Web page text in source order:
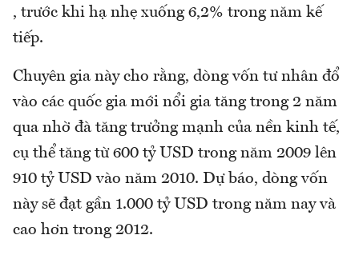
, trước khi hạ nhẹ xuống 6,2% trong năm kế
tiếp.
Chuyên gia này cho rằng, dòng vốn tư nhân đổ
vào các quốc gia mới nổi gia tăng trong 2 năm
qua nhờ đà tăng trưởng mạnh của nền kinh tế,
cụ thể tăng từ 600 tỷ USD trong năm 2009 lên
910 tỷ USD vào năm 2010. Dự báo, dòng vốn
này sẽ đạt gần 1.000 tỷ USD trong năm nay và
cao hơn trong 2012.